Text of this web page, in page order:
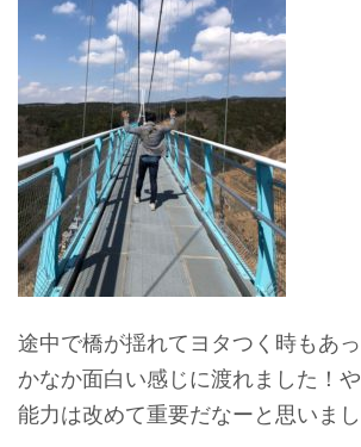
途中で橋が揺れてヨタつく時もあ
かなか面白い感じに渡れました！
能力は改めて重要だなーと思いまし